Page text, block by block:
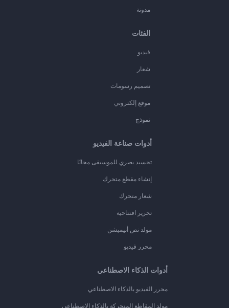
مدونة
الفئات
فيديو
شعار
تصميم رسومات
موقع إلكتروني
نموذج
أدوات صناعة الفيديو
تجسيد بصري للموسيقى مجانًا
إنشاء مقطع متحرك
شعار متحرك
تحرير افتتاحية
مولد نص أنيميشن
محرر فيديو
أدوات الذكاء الاصطناعي
محرر الفيديو بالذكاء الاصطناعي
مولد المقاطع المتحركة بالذكاء الاصطناعي